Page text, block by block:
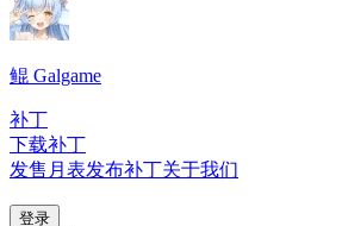
鲲 Galgame
补丁
下载补丁
发售月表发布补丁关于我们
登录